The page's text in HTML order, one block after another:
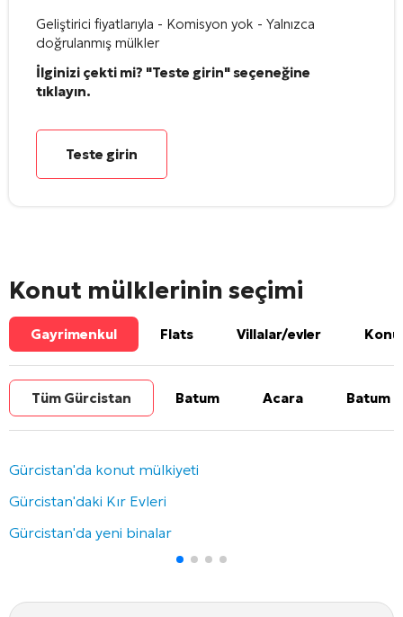
Geliştirici fiyatlarıyla - Komisyon yok - Yalnızca
doğrulanmış mülkler
İlginizi çekti mi? "Teste girin" seçeneğine
tıklayın.
Teste girin
Konut mülklerinin seçimi
Gayrimenkul Flats Villalar/evler
Tüm Gürcistan Batum Acara Batum
Gürcistan'da konut mülkiyeti
Gürcistan'daki Kır Evleri
Gürcistan'da yeni binalar